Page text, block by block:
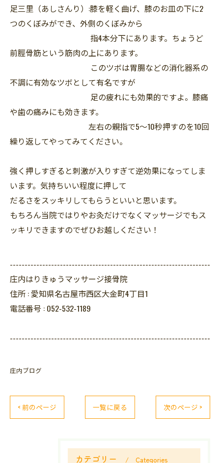
足三里（あしさんり）:膝を軽く曲げ、膝のお皿の下に2
つのくぼみができ、外側のくぼみから
指4本分下にあります。ちょうど
前脛骨筋という筋肉の上にあります。
このツボは胃腸などの消化器系の
不調に有効なツボとして有名ですが
足の疲れにも効果的ですよ。膝痛
や歯の痛みにも効きます。
左右の親指で5～10秒押すのを10回
繰り返してやってみてください。
強く押しすぎると刺激が入りすぎて逆効果になってしま
います。気持ちいい程度に押して
だるさをスッキリしてもらうといいと思います。
もちろん当院ではりやお灸だけでなくマッサージでもス
ッキリできますのでぜひお越しください！
--------------------------------------------------------------------
庄内はりきゅうマッサージ接骨院
住所 : 愛知県名古屋市西区大金町4丁目1
電話番号 : 052-532-1189
--------------------------------------------------------------------
庄内ブログ
< 前のページ 一覧に戻る 次のページ >
カテゴリー Categories